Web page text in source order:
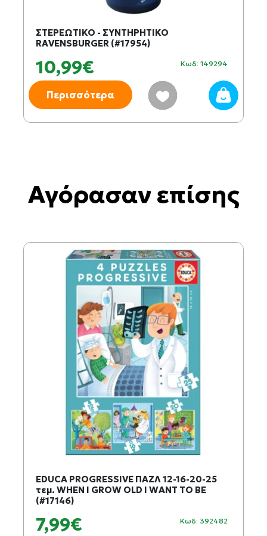
ΣΤΕΡΕΩΤΙΚΟ - ΣΥΝΤΗΡΗΤΙΚΟ
RAVENSBURGER (#17954)
10,99€ Κωδ: 149294
Περισσότερα
Αγόρασαν επίσης
EDUCA PROGRESSIVE ΠΑΖΛ 12-16-20-25
τεμ. WHEN I GROW OLD I WANT TO BE
(#17146)
7,99€ Κωδ: 392482